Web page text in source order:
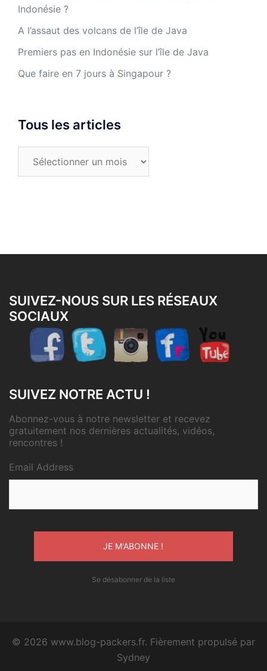
Indonésie ?
A l’assaut des volcans de l’île de Java
Premiers pas en Indonésie sur l’île de Java
Que faire en 7 jours à Singapour ?
Tous les articles
SUIVEZ-NOUS SUR LES RÉSEAUX
SOCIAUX
SUIVEZ NOTRE ACTU !
Abonnez-vous à notre newsletter et recevez
gratuitement nos dernières actualités, vidéos,
rencontres !
Email Address
Se désabonner de la liste
© 2026 www.blog-packers.fr. Fièrement propulsé par
Sydney